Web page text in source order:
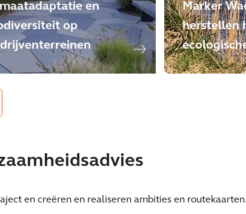
en
op
Marker
herstellen
en creëren en realiseren ambities en routekaarten.